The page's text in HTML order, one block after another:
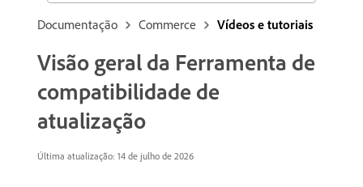
Documentação Commerce Vídeos e tutoriais
Visão geral da Ferramenta de
compatibilidade de
atualização
Última atualização: 14 de julho de 2026